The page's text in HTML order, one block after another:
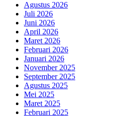
Agustus 2026
Juli 2026
Juni 2026
April 2026
Maret 2026
Februari 2026
Januari 2026
November 2025
September 2025
Agustus 2025
Mei 2025
Maret 2025
Februari 2025